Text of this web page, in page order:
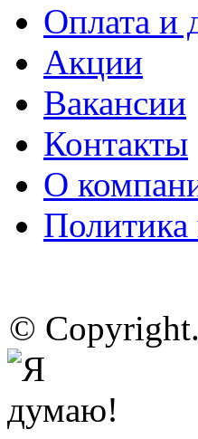
Оплата и
Акции
Вакансии
Контакты
О
Политика
©